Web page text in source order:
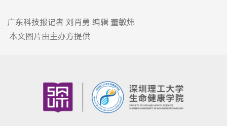
广东科技报记者 刘肖勇 编辑 董敏炜
本文图片由主办方提供